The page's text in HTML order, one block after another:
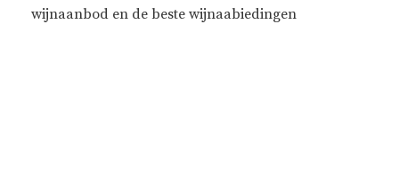
wijnaanbod en de beste wijnaabiedingen